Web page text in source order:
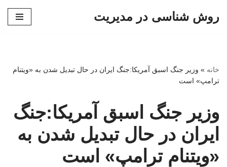
روش شناسی در مدیریت
خانه » وزیر جنگ اسبق آمریکا:جنگ ایران در حال تبدیل شدن به «ویتنام
ترامپ» است
وزیر جنگ اسبق آمریکا:جنگ
ایران در حال تبدیل شدن به
«ویتنام ترامپ» است